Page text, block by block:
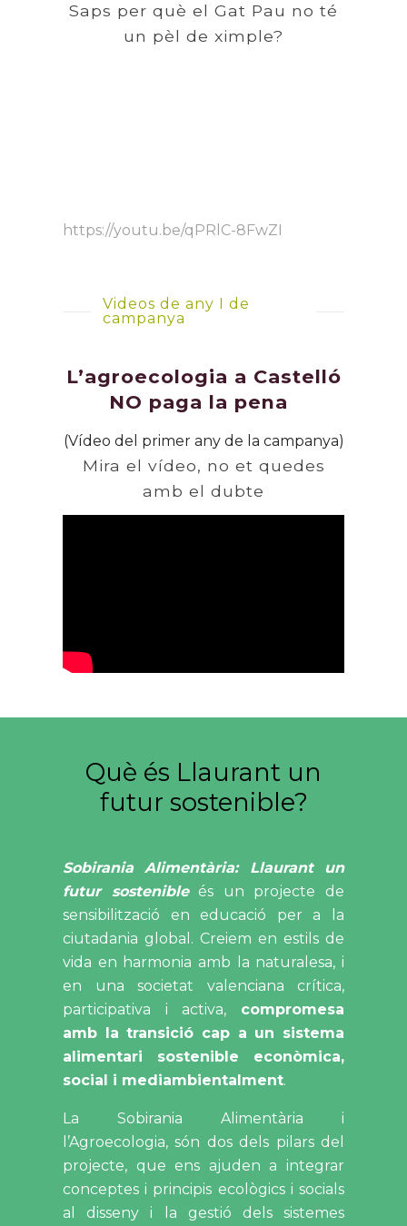
Saps per què el Gat Pau no té
un pèl de ximple?
https://youtu.be/qPRlC-8FwZI
Videos de any I de
campanya
L’agroecologia a Castelló
NO paga la pena
(Vídeo del primer any de la campanya)
Mira el vídeo, no et quedes
amb el dubte
Què és Llaurant un
futur sostenible?
Sobirania Alimentària: Llaurant un
futur sostenibleés un projecte de
sensibilització en educació per a la
ciutadania global. Creiem en estils de
vida en harmonia amb la naturalesa, i
en una societat valenciana crítica,
participativa i activa, compromesa
amb la transició cap a un sistema
alimentari sostenible econòmica,
social i mediambientalment.
La Sobirania Alimentària i
l’Agroecologia, són dos dels pilars del
projecte, que ens ajuden a integrar
conceptes i principis ecològics i socials
al disseny i la gestió dels sistemes